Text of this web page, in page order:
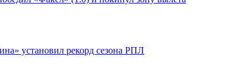
установил рекорд сезона РПЛ